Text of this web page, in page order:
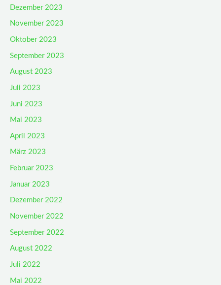
Dezember 2023
November 2023
Oktober 2023
September 2023
August 2023
Juli 2023
Juni 2023
Mai 2023
April 2023
März 2023
Februar 2023
Januar 2023
Dezember 2022
November 2022
September 2022
August 2022
Juli 2022
Mai 2022